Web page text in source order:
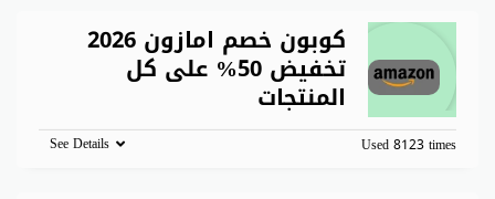
كوبون خصم امازون 2026
تخفيض 50% على كل
المنتجات
Used 8123 times
See Details